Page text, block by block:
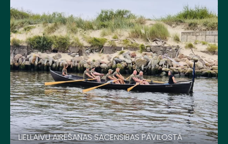
LIELLAIVU AIRĒŠANAS SACENSĪBAS PĀVILOSTĀ